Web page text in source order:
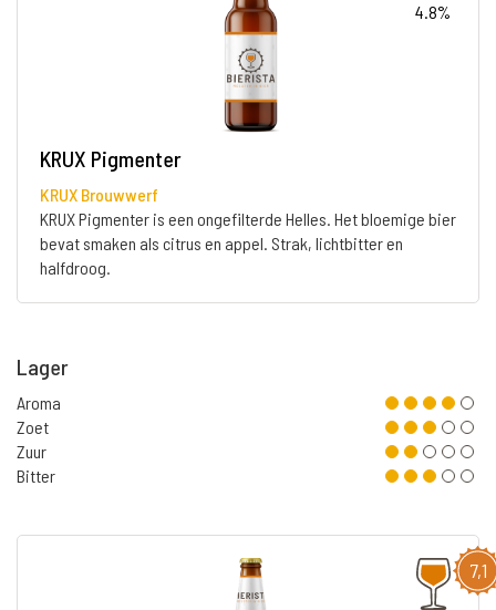
4.8%
KRUX Pigmenter
KRUX Brouwwerf
KRUX Pigmenter is een ongefilterde Helles. Het bloemige bier
bevat smaken als citrus en appel. Strak, lichtbitter en
halfdroog.
Lager
Aroma
Zoet
Zuur
Bitter
7,1